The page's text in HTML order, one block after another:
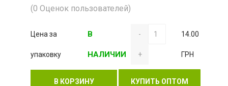
(0 Оценок пользователей)
Цена за
упаковку
В
НАЛИЧИИ
-
+
14.00
ГРН
В КОРЗИНУ КУПИТЬ ОПТОМ